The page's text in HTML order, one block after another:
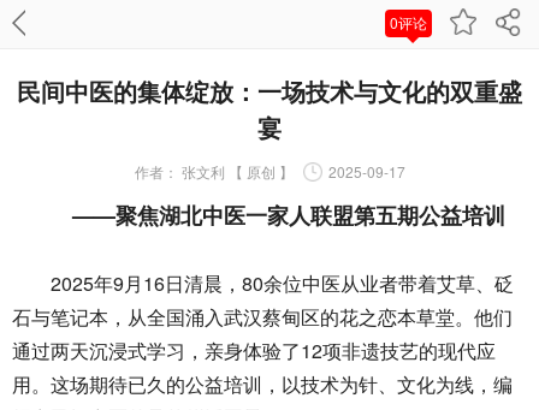
0评论
民间中医的集体绽放：一场技术与文化的双重盛
宴
作者： 张文利 【 原创 】 2025-09-17
——聚焦湖北中医一家人联盟第五期公益培训
2025年9月16日清晨，80余位中医从业者带着艾草、砭
石与笔记本，从全国涌入武汉蔡甸区的花之恋本草堂。他们
通过两天沉浸式学习，亲身体验了12项非遗技艺的现代应
用。这场期待已久的公益培训，以技术为针、文化为线，编